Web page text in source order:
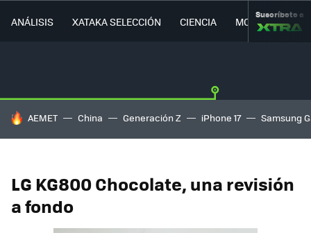
ANÁLISIS XATAKA SELECCIÓN CIENCIA MOVILIDAD
Suscríbete a
HOY SE HABLA DE
AEMET China Generación Z iPhone 17 Samsung
LG KG800 Chocolate, una revisión
a fondo